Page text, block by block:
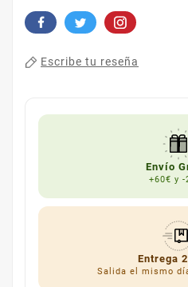
Escribe tu reseña
Envío
+60€ y -
Entrega
Salida el mismo